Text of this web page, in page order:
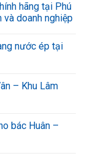
hãng tại Phú
và doanh nghiệp
nước ép tại
– Khu Lâm
bác Huân –